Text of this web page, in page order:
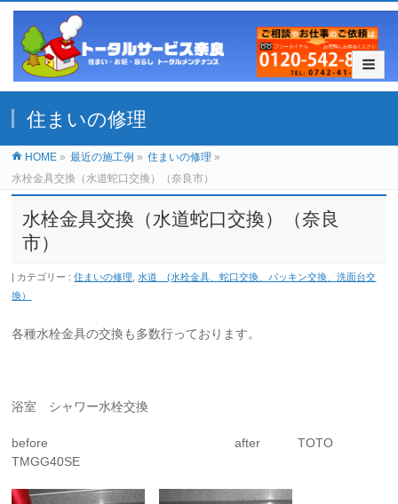
住まいの修理
HOME » 最近の施工例 » 住まいの修理 »
水栓金具交換（水道蛇口交換）（奈良市）
水栓金具交換（水道蛇口交換）（奈良
市）
カテゴリー :住まいの修理 ,水道 (水栓金具、蛇口交換、パッキン交換、洗面台交
換）
各種水栓金具の交換も多数行っております。
浴室 シャワー水栓交換
before after TOTO
TMGG40SE